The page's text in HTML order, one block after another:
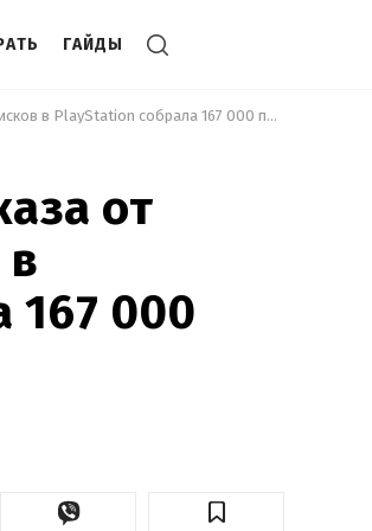
ГАЙДЫ
Петиция против отказа от физических дисков в PlayStation собрала 167 000 подписей
от
167 000